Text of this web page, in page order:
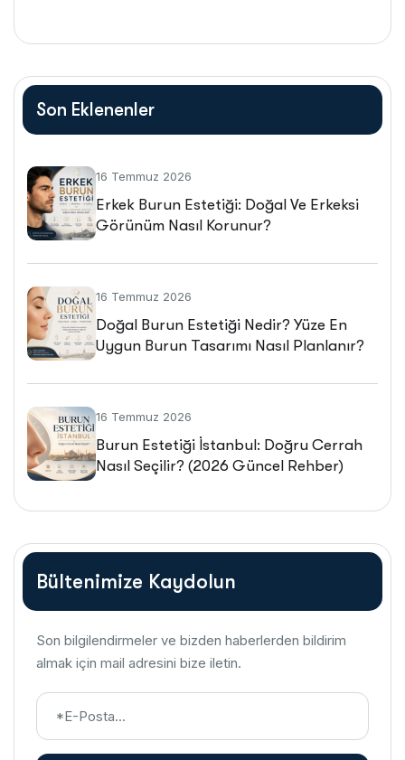
Son Eklenenler
16 Temmuz 2026
Erkek Burun Estetiği: Doğal Ve Erkeksi
Görünüm Nasıl Korunur?
16 Temmuz 2026
Doğal Burun Estetiği Nedir? Yüze En
Uygun Burun Tasarımı Nasıl Planlanır?
16 Temmuz 2026
Burun Estetiği İstanbul: Doğru Cerrah
Nasıl Seçilir? (2026 Güncel Rehber)
Bültenimize Kaydolun
Son bilgilendirmeler ve bizden haberlerden bildirim
almak için mail adresini bize iletin.